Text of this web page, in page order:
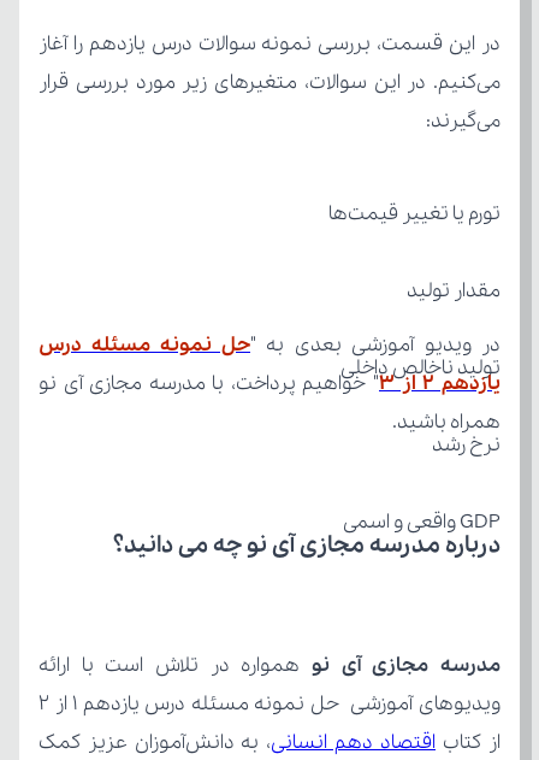
می‌گیرند:
تورم یا تغییر قیمت‌ها
مقدار تولید
تولید ناخالص داخلی
نرخ رشد
GDP واقعی و اسمی
در ویدیو آموزشی بعدی به "
یازدهم ۲ از ۳
همراه باشید.
درباره مدرسه مجازی آی نو چه می‌ دانید؟
مدرسه مجازی آی نو
از کتاب اقتصاد دهم انسانی